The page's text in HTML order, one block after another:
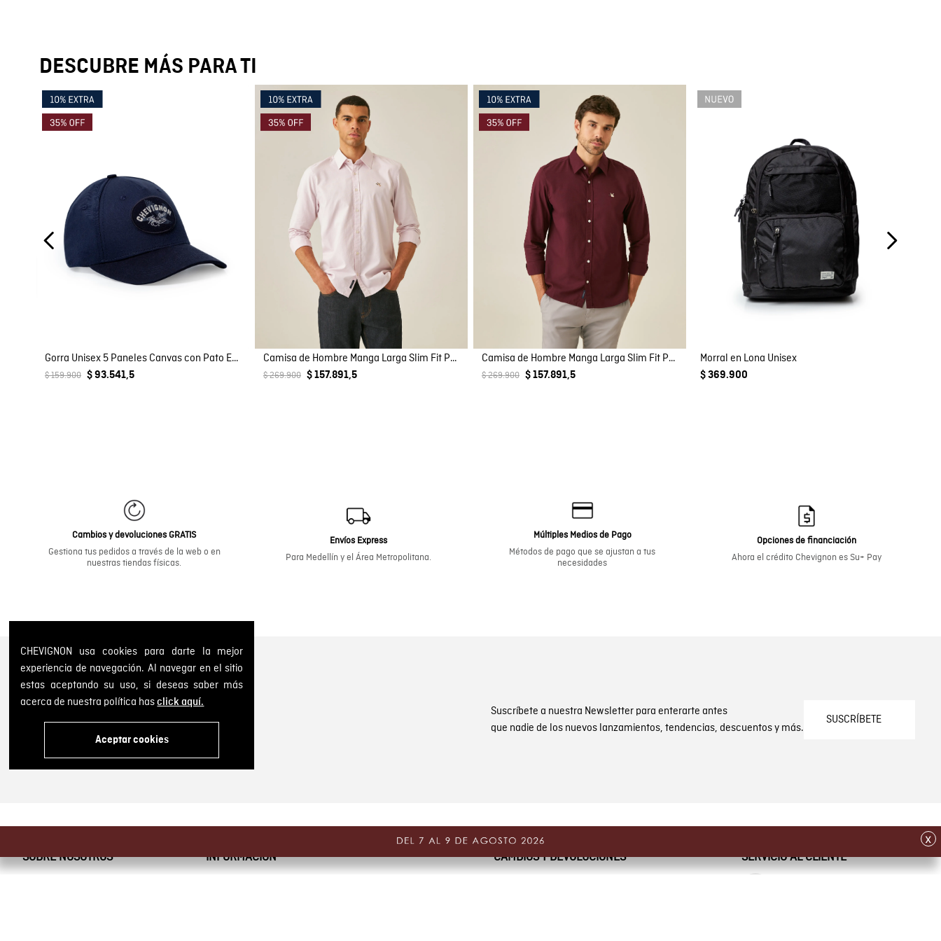
x
CHEVIGNON usa cookies para darte la mejor
experiencia de navegación. Al navegar en el sitio
estas aceptando su uso, si deseas saber más
acerca de nuestra política hasclick aquí.
Aceptar cookies
DESCUBRE MÁS PARA TI
Gorra Unisex 5 Paneles Canvas con Pato Estampado en Algodón
$ 159.900 $ 93.541,5
Camisa de Hombre Manga Larga Slim Fit Pato Bordado Tela Oxford en Algodón
$ 269.900 $ 157.891,5
Camisa de Hombre Manga Larga Slim Fit Pato Bordado Tela Oxford en Algodón
$ 269.900 $ 157.891,5
Morral en Lona Unisex
$ 369.900
Cambios y devoluciones GRATIS
Gestiona tus pedidos a través de la web o en
nuestras tiendas físicas.
Envíos Express
Para Medellín y el Área Metropolitana.
Múltiples Medios de Pago
Métodos de pago que se ajustan a tus
necesidades
Opciones de financiación
Ahora el crédito Chevignon es Su+ Pay
Suscríbete a nuestra Newsletter para enterarte antes
que nadie de los nuevos lanzamientos, tendencias, descuentos y más.
SUSCRÍBETE
Embrace Heritage, Experience Freedom
SOBRE NOSOTROS
INFORMACIÓN
CAMBIOS Y DEVOLUCIONES
SERVICIO AL CLIENTE